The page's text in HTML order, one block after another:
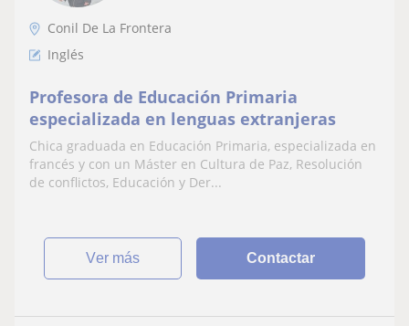
Conil De La Frontera
Inglés
Profesora de Educación Primaria
especializada en lenguas extranjeras
Chica graduada en Educación Primaria, especializada en
francés y con un Máster en Cultura de Paz, Resolución
de conflictos, Educación y Der...
ver más Contactar